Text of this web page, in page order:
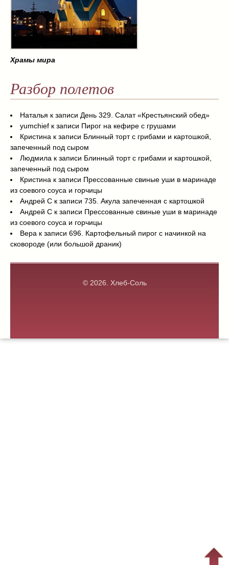
Храмы мира
Разбор полетов
Наталья к записи День 329. Салат «Крестьянский обед»
yumchief к записи Пирог на кефире с грушами
Кристина к записи Блинный торт с грибами и картошкой,
запеченный под сыром
Людмила к записи Блинный торт с грибами и картошкой,
запеченный под сыром
Кристина к записи Прессованные свиные уши в маринаде
из соевого соуса и горчицы
Андрей С к записи 735. Акула запеченная с картошкой
Андрей С к записи Прессованные свиные уши в маринаде
из соевого соуса и горчицы
Вера к записи 696. Картофельный пирог с начинкой на
сковороде (или большой драник)
© 2026. Хлеб-Соль